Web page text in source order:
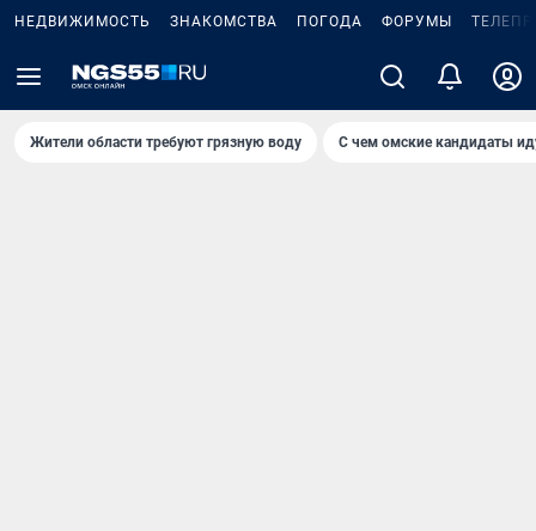
НЕДВИЖИМОСТЬ ЗНАКОМСТВА ПОГОДА ФОРУМЫ
Жители области требуют грязную воду С чем омские кандидаты